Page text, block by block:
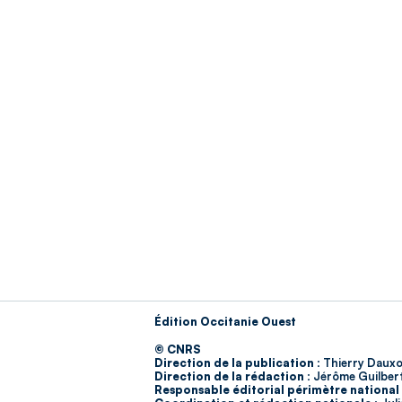
Édition Occitanie Ouest
© CNRS
Direction de la publication : Thierry
Direction de la rédaction : Jérôme
Responsable éditorial périmètre national